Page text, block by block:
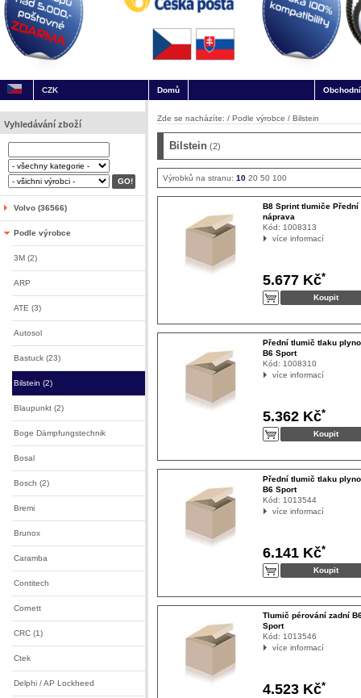
CZK Domů
Vyhledávání zboží
Volvo (36566)
Podle výrobce
3M (2)
ARP
ATE (3)
Autosol
Bastuck (23)
Bilstein (2)
Blaupunkt (2)
Boge Dämpfungstechnik
Bosal
Bosch (2)
Bremi
Brunox
Caramba
Contitech
Cornett
CRC (1)
Ctek
Delphi / AP Lockheed
Zde se nacházíte: / Podle výrobce / Bilstein
Bilstein (2)
Výrobků na stranu: 10 20 50 100
B8 Sprint tlumiče Přední
náprava
Kód: 1008313
více informací
5.677 Kč*
Přední tlumič tlaku
B6 Sport
Kód: 1008310
více informací
5.362 Kč*
Přední tlumič tlaku
B6 Sport
Kód: 1013544
více informací
6.141 Kč*
Tlumič pérování zadní
Sport
Kód: 1013546
více informací
4.523 Kč*